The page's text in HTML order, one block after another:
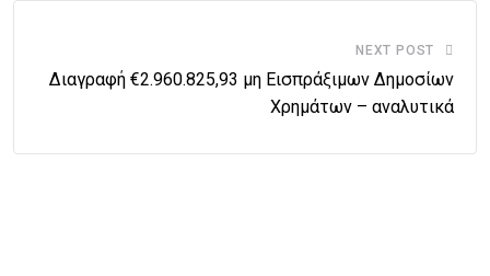
NEXT POST
Διαγραφή €2.960.825,93 μη Εισπράξιμων Δημοσίων
Χρημάτων – αναλυτικά